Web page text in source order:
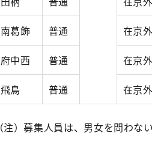
南葛飾 普通 在京
府中西 普通 在京
飛鳥 普通 在京
（注）募集人員は、男女を問わない